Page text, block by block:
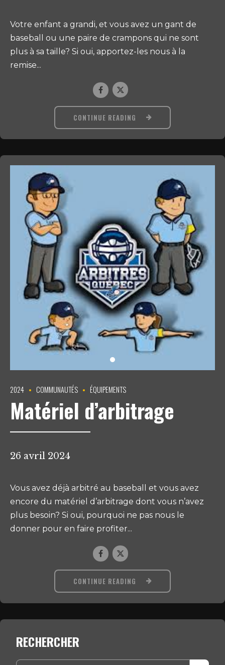
Votre enfant a grandi, et vous avez un gant de
baseball ou une paire de crampons qui ne sont
plus à sa taille? Si oui, apportez-les nous à la
remise...
CONTINUE READING
2024 COMMUNAUTÉS ÉQUIPEMENTS
Matériel d’arbitrage
26 avril 2024
Vous avez déjà arbitré au baseball et vous avez
encore du matériel d’arbitrage dont vous n’avez
plus besoin? Si oui, pourquoi ne pas nous le
donner pour en faire profiter...
CONTINUE READING
RECHERCHER